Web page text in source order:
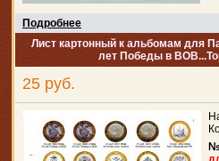
Подробнее
Лист картонный к альбомам для
лет Победы в
25 руб.